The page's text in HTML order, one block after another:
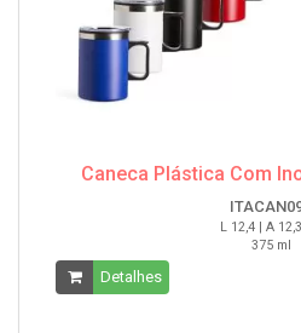
Caneca Plástica Com
L 12,4 | A
375 ml
Detalhes